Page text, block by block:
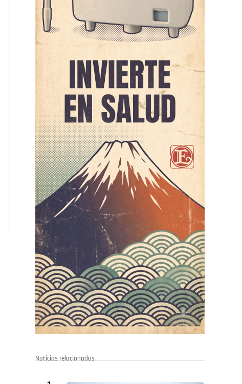
Noticias relacionadas